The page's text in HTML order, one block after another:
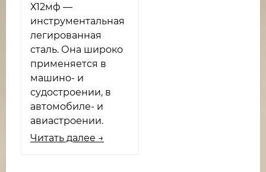
Х12мф —
инструментальная
легированная
сталь. Она широко
применяется в
машино- и
судостроении, в
автомобиле- и
авиастроении.
Читать далее →